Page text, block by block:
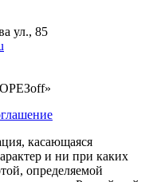
ул., 85
касающаяся
и ни при каких
определяемой